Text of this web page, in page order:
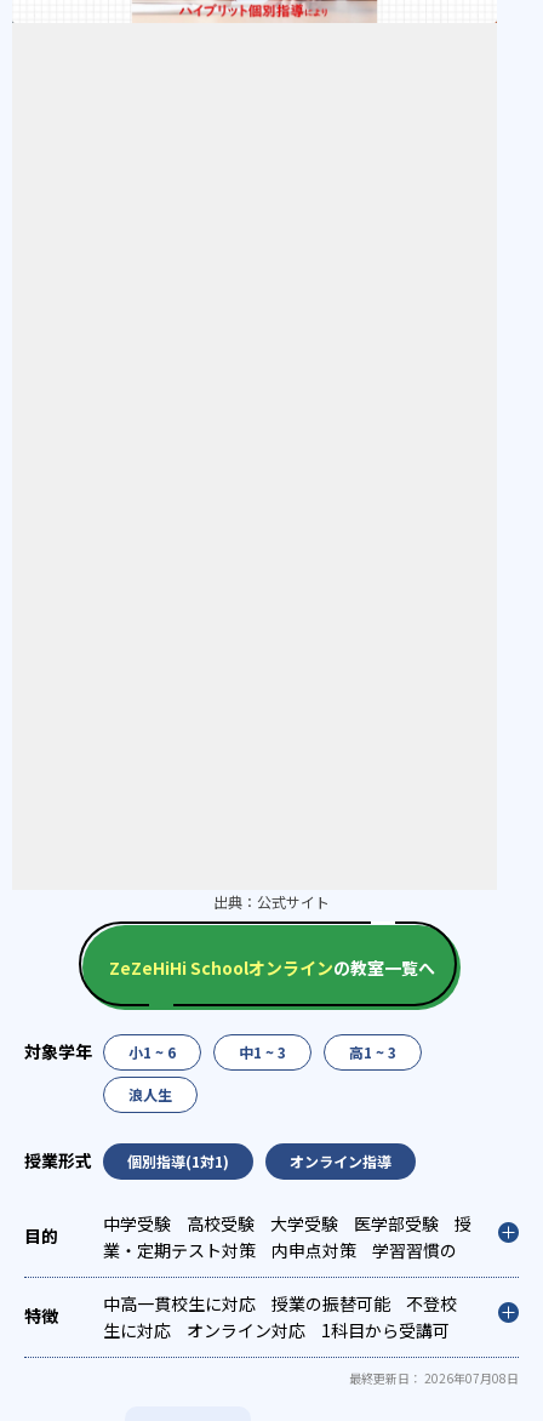
出典： 公式サイト
ZeZeHiHi Schoolオンラインの教室一覧へ
小1 ~ 6 中1 ~ 3 高1 ~ 3
浪人生
個別指導(1対1) オンライン指導
中学受験 高校受験 大学受験 医学部受験
授
業・定期テスト対策
内申点対策
学習習慣の
定着
総合型選抜(旧AO)対策
推薦入試対策
学校別特化対策
国公立大対策 私大対策
共通
テスト対策
英検(英語検定)対策
漢検(漢字検
定)対策
数学特化対策
英語・英会話特化対
中高一貫校生に対応 授業の振替可能
不登校
生に対応
オンライン対応
1科目から受講可
能
季節講習のみの受講可 自習室あり
最終更新日： 2026年07月08日